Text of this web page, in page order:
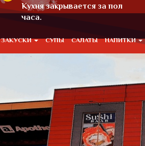
Кухня закрывается за пол
часа.
ЗАКУСКИ СУПЫ САЛАТЫ НАПИТКИ